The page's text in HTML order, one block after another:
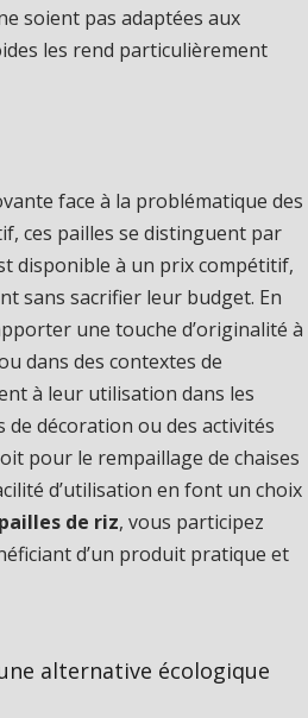
soient pas adaptées aux
les rend particulièrement
face à la problématique des
ces pailles se distinguent par
disponible à un prix compétitif,
sans sacrifier leur budget. En
une touche d’originalité à
dans des contextes de
à leur utilisation dans les
décoration ou des activités
pour le rempaillage de chaises
d’utilisation en font un choix
pailles de riz, vous participez
d’un produit pratique et
alternative écologique